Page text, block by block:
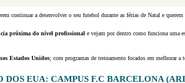
continuar a desenvolver o seu futebol durante as férias de Natal e querem
próxima do nível profissional e vejam por dentro como funciona uma
Estados Unidos; com programas de treinamento focados em melhorar a
DOS EUA: CAMPUS F.C BARCELONA